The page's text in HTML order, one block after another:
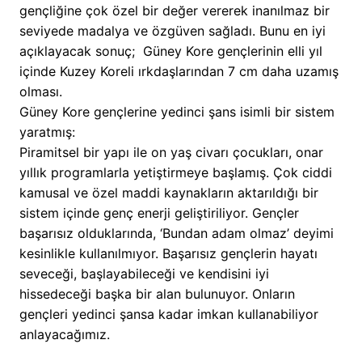
gençliğine çok özel bir değer vererek inanılmaz bir
seviyede madalya ve özgüven sağladı. Bunu en iyi
açıklayacak sonuç; Güney Kore gençlerinin elli yıl
içinde Kuzey Koreli ırkdaşlarından 7 cm daha uzamış
olması.
Güney Kore gençlerine yedinci şans isimli bir sistem
yaratmış:
Piramitsel bir yapı ile on yaş civarı çocukları, onar
yıllık programlarla yetiştirmeye başlamış. Çok ciddi
kamusal ve özel maddi kaynakların aktarıldığı bir
sistem içinde genç enerji geliştiriliyor. Gençler
başarısız olduklarında, ‘Bundan adam olmaz’ deyimi
kesinlikle kullanılmıyor. Başarısız gençlerin hayatı
seveceği, başlayabileceği ve kendisini iyi
hissedeceği başka bir alan bulunuyor. Onların
gençleri yedinci şansa kadar imkan kullanabiliyor
anlayacağımız.